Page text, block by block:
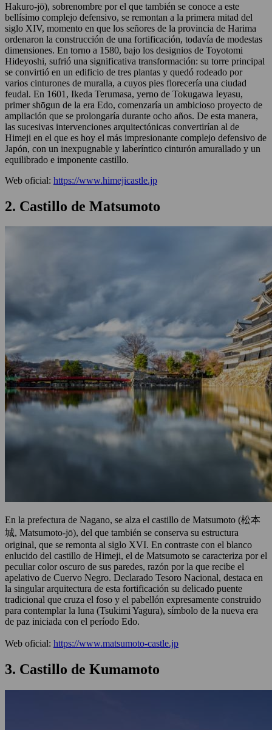
Hakuro-jō), sobrenombre por el que también se conoce a este
bellísimo complejo defensivo, se remontan a la primera mitad del
siglo XIV, momento en que los señores de la provincia de Harima
ordenaron la construcción de una fortificación, todavía de modestas
dimensiones. En torno a 1580, bajo los designios de Toyotomi
Hideyoshi, sufrió una significativa transformación: su torre principal
se convirtió en un edificio de tres plantas y quedó rodeado por
varios cinturones de muralla, a cuyos pies florecería una ciudad
feudal. En 1601, Ikeda Terumasa, yerno de Tokugawa Ieyasu,
primer shōgun de la era Edo, comenzaría un ambicioso proyecto de
ampliación que se prolongaría durante ocho años. De esta manera,
las sucesivas intervenciones arquitectónicas convertirían al de
Himeji en el que es hoy el más impresionante complejo defensivo de
Japón, con un inexpugnable y laberíntico cinturón amurallado y un
equilibrado e imponente castillo.
Web oficial: https://www.himejicastle.jp
2. Castillo de Matsumoto
En la prefectura de Nagano, se alza el castillo de Matsumoto (松本
城, Matsumoto-jō), del que también se conserva su estructura
original, que se remonta al siglo XVI. En contraste con el blanco
enlucido del castillo de Himeji, el de Matsumoto se caracteriza por el
peculiar color oscuro de sus paredes, razón por la que recibe el
apelativo de Cuervo Negro. Declarado Tesoro Nacional, destaca en
la singular arquitectura de esta fortificación su delicado puente
tradicional que cruza el foso y el pabellón expresamente construido
para contemplar la luna (Tsukimi Yagura), símbolo de la nueva era
de paz iniciada con el período Edo.
Web oficial: https://www.matsumoto-castle.jp
3. Castillo de Kumamoto